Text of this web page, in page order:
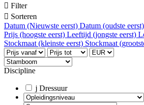
 Filter
 Sorteren
Datum (Nieuwste eerst) Datum (oudste eerst)
Prijs (hoogste eerst) Leeftijd (jongste eerst)
Stockmaat (kleinste eerst) Stockmaat
Discipline
j Dressuur